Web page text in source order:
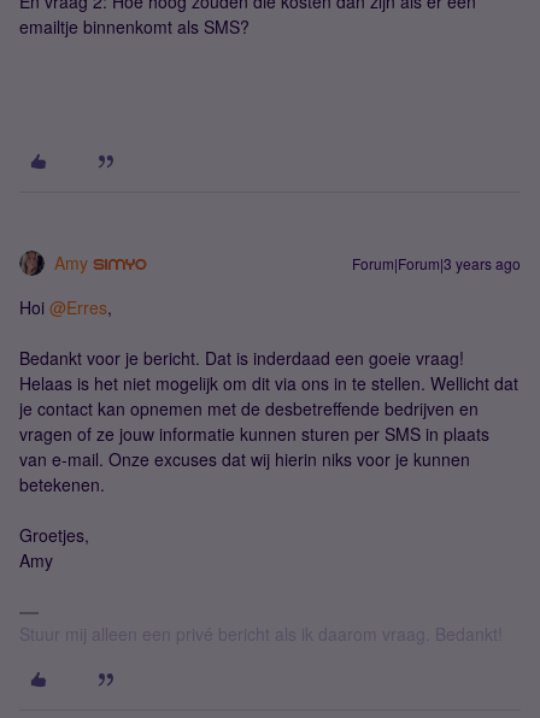
emailtje binnenkomt als SMS?
Amy Forum|Forum|3 years ago
Hoi @Erres,
Bedankt voor je bericht. Dat is inderdaad een goeie vraag!
Helaas is het niet mogelijk om dit via ons in te stellen. Wellicht dat
je contact kan opnemen met de desbetreffende bedrijven en
vragen of ze jouw informatie kunnen sturen per SMS in plaats
van e-mail. Onze excuses dat wij hierin niks voor je kunnen
betekenen.
Groetjes,
Amy
Stuur mij alleen een privé bericht als ik daarom vraag. Bedankt!